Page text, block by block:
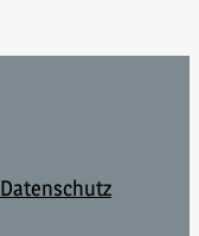
Datenschutz